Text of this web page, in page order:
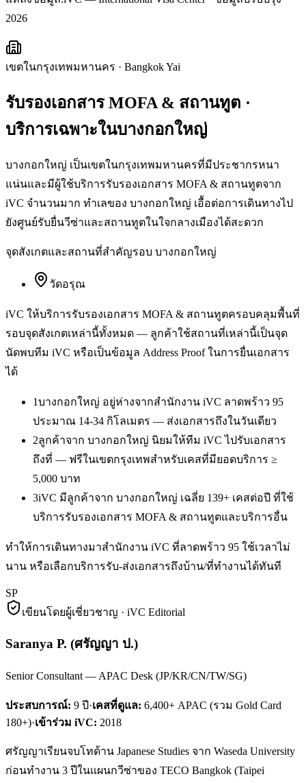
2026
เขตในกรุงเทพมหานคร · Bangkok Yai
รับรองเอกสาร MOFA & สถานทูต ·
บริการเฉพาะในบางกอกใหญ่
บางกอกใหญ่ เป็นเขตในกรุงเทพมหานครที่มีประชากรหนา
แน่นและมีผู้ใช้บริการรับรองเอกสาร MOFA & สถานทูตจาก
iVC จำนวนมาก ทำเลของ บางกอกใหญ่ เอื้อต่อการเดินทางไป
ยังศูนย์รับยื่นวีซ่าและสถานทูตในใจกลางเมืองได้สะดวก
จุดสังเกตและสถานที่สำคัญรอบ บางกอกใหญ่
วัดอรุณ
iVC ให้บริการรับรองเอกสาร MOFA & สถานทูตครอบคลุมพื้นที่
รอบจุดสังเกตเหล่านี้ทั้งหมด — ลูกค้าใช้สถานที่เหล่านี้เป็นจุด
นัดพบทีม iVC หรือเป็นข้อมูล Address Proof ในการยื่นเอกสาร
ได้
1บางกอกใหญ่ อยู่ห่างจากสำนักงาน iVC ลาดพร้าว 95
ประมาณ 14-34 กิโลเมตร — ส่งเอกสารถึงในวันเดียว
2ลูกค้าจาก บางกอกใหญ่ นิยมให้ทีม iVC ไปรับเอกสาร
ถึงที่ — ฟรีในเขตกรุงเทพสำหรับเคสที่มียอดบริการ ≥
5,000 บาท
3iVC มีลูกค้าจาก บางกอกใหญ่ เฉลี่ย 139+ เคสต่อปี ที่ใช้
บริการรับรองเอกสาร MOFA & สถานทูตและบริการอื่น
ทำให้การเดินทางมาสำนักงาน iVC ที่ลาดพร้าว 95 ใช้เวลาไม่
นาน หรือเลือกบริการรับ-ส่งเอกสารถึงบ้าน/ที่ทำงานได้ทันที
SP
เขียนโดยผู้เชี่ยวชาญ · iVC Editorial
Saranya P. (ศรัญญา ป.)
Senior Consultant — APAC Desk (JP/KR/CN/TW/SG)
ประสบการณ์: 9 ปี·เคสที่ดูแล: 6,400+ APAC (รวม Gold Card
180+)·เข้าร่วม iVC: 2018
ศรัญญาเรียนจบโทด้าน Japanese Studies จาก Waseda University
ก่อนทำงาน 3 ปีในแผนกวีซ่าของ TECO Bangkok (Taipei